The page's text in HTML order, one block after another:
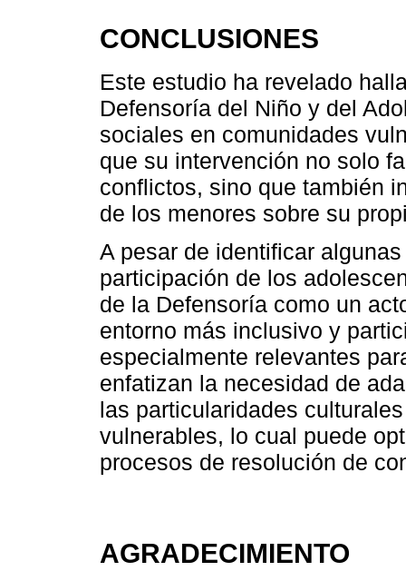
CONCLUSIONES
Este estudio ha revelado
Defensoría del Niño y del
sociales en comunidades
que su intervención no solo
conflictos, sino que también
de los menores sobre su
A pesar de identificar
participación de los
de la Defensoría como un
entorno más inclusivo y
especialmente relevantes
enfatizan la necesidad de
las particularidades
vulnerables, lo cual puede
procesos de resolución de
AGRADECIMIENTO